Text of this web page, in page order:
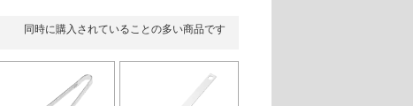
同時に購入されていることの多い商品です